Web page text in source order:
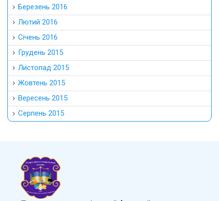
Березень 2016
Лютий 2016
Січень 2016
Грудень 2015
Листопад 2015
Жовтень 2015
Вересень 2015
Серпень 2015